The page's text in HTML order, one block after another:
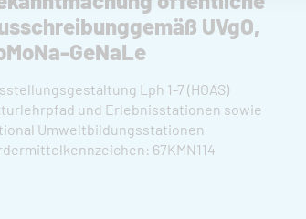
UVgO,
GeNaLe
Lph 1-7 (HOAS)
und Erlebnisstationen sowie
Umweltbildungsstationen
67KMN114